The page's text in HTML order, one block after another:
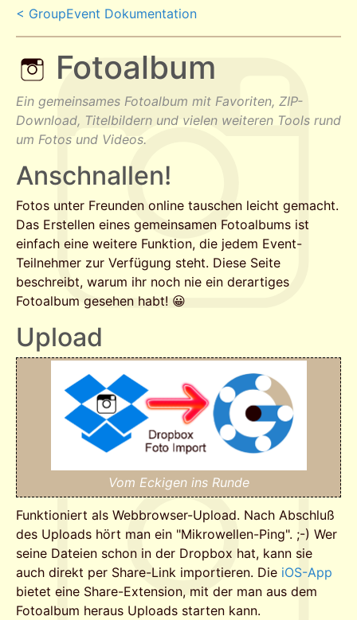
< GroupEvent Dokumentation
Fotoalbum
Ein gemeinsames Fotoalbum mit Favoriten, ZIP-
Download, Titelbildern und vielen weiteren Tools rund
um Fotos und Videos.
Anschnallen!
Fotos unter Freunden online tauschen leicht gemacht.
Das Erstellen eines gemeinsamen Fotoalbums ist
einfach eine weitere Funktion, die jedem Event-
Teilnehmer zur Verfügung steht. Diese Seite
beschreibt, warum ihr noch nie ein derartiges
Fotoalbum gesehen habt! 😀
Upload
Vom Eckigen ins Runde
Funktioniert als Webbrowser-Upload. Nach Abschluß
des Uploads hört man ein "Mikrowellen-Ping". ;-) Wer
seine Dateien schon in der Dropbox hat, kann sie
auch direkt per Share-Link importieren. Die iOS-App
bietet eine Share-Extension, mit der man aus dem
Fotoalbum heraus Uploads starten kann.